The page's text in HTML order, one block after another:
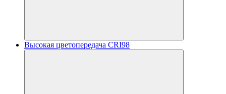
Высокая цветопередача CRI98